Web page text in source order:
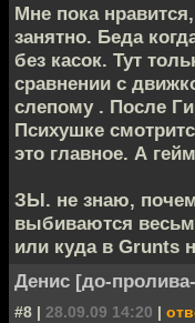
Мне пока
занятно. Беда
без касок. Тут
сравнении с
слепому . После
Психушке
это главное. А
ЗЫ. не знаю,
выбиваются
или куда в Grunts
Денис [до-
#8 | 28.09.09 14:20 |